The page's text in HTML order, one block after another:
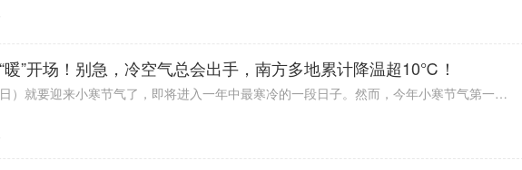
暖”开场！别急，冷空气总会出手，南方多地累计降温超10℃！
明天（1月5日）就要迎来小寒节气了，即将进入一年中最寒冷的一段日子。然而，今年小寒节气第一天，全国大部气温将“不合时宜”地升至近期高点。